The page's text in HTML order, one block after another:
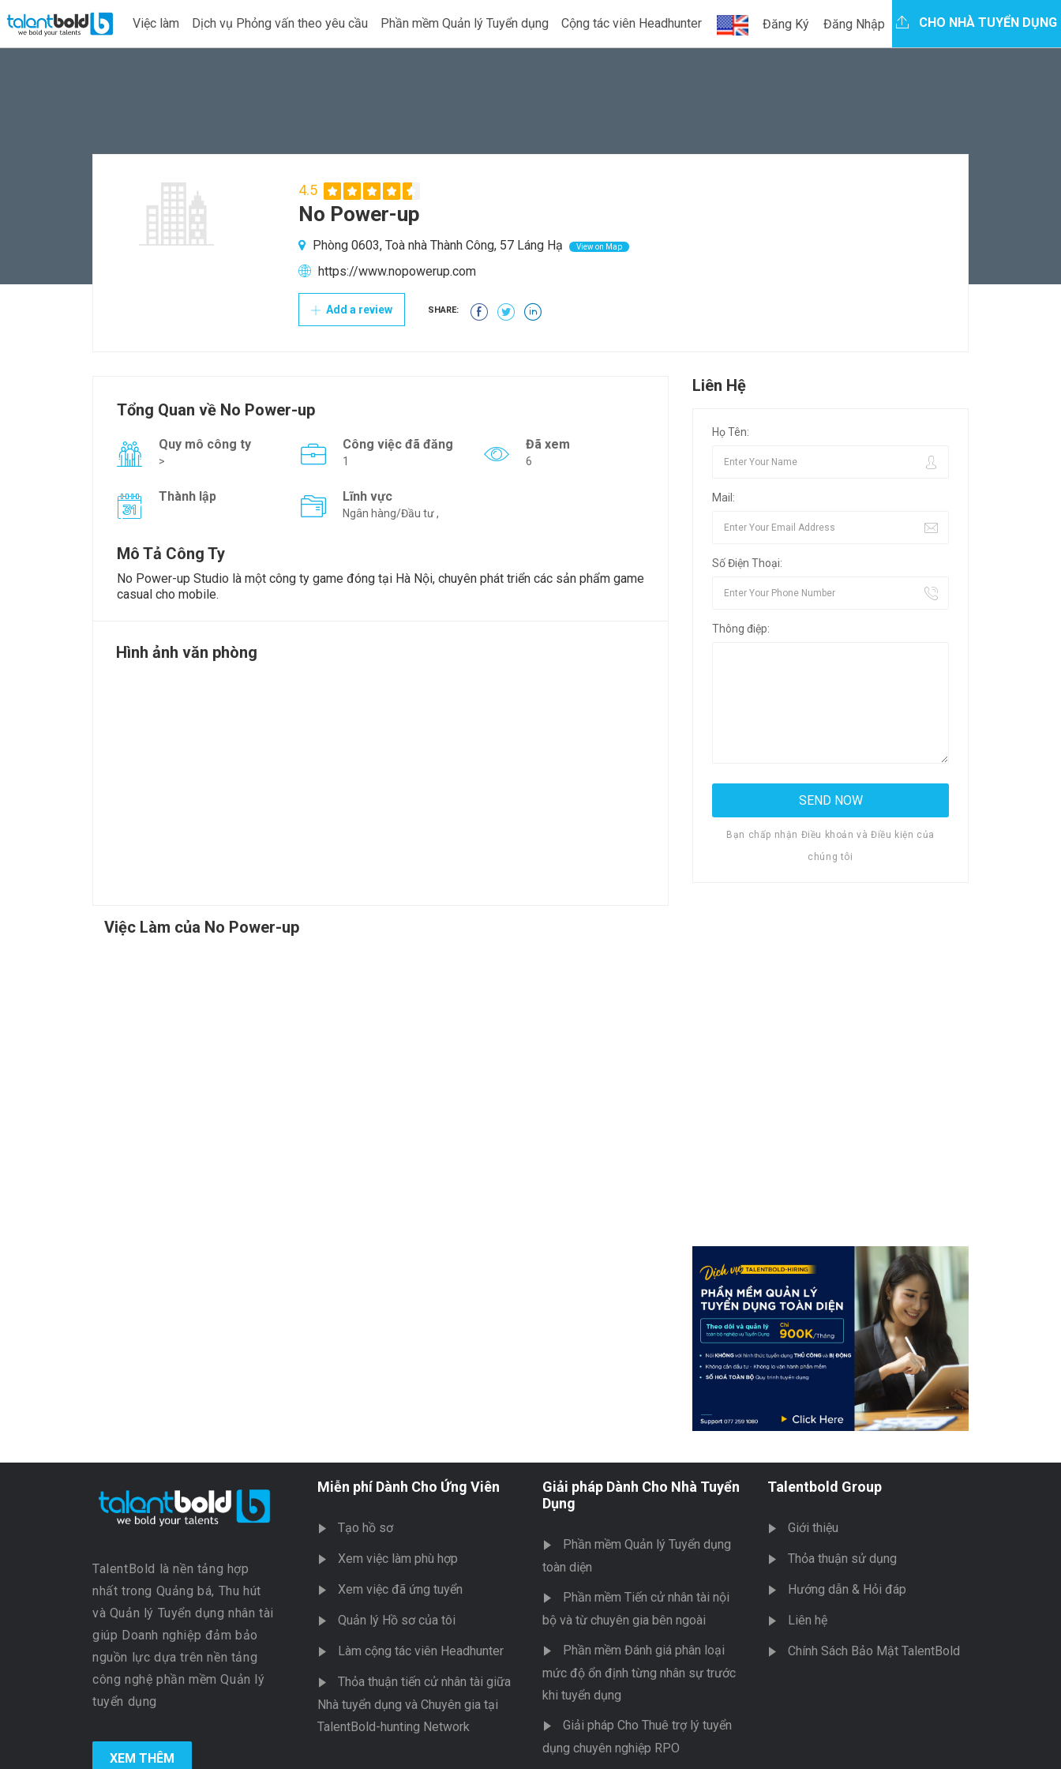
Việc làm Dịch vụ Phỏng vấn theo yêu cầu Phần mềm Quản lý Tuyển dụng Cộng tác viên Headhunter Đăng Ký Đăng Nhập CHO NHÀ TUYỂN DỤNG
4.5
No Power-up
Phòng 0603, Toà nhà Thành Công, 57 Láng Hạ View on Map
https://www.nopowerup.com
Add a review SHARE:
Tổng Quan về No Power-up
Quy mô công ty
>
Công việc đã đăng
1
Đã xem
6
Thành lập Lĩnh vực
Ngân hàng/Đầu tư ,
Mô Tả Công Ty
No Power-up Studio là một công ty game đóng tại Hà Nội, chuyên phát triển các sản phẩm game
casual cho mobile.
Hình ảnh văn phòng
Việc Làm của No Power-up
Liên Hệ
Họ Tên:
Mail:
Số Điện Thoại:
Thông điệp:
Bạn chấp nhận Điều khoản và Điều kiện của
chúng tôi
TalentBold là nền tảng hợp
nhất trong Quảng bá, Thu hút
và Quản lý Tuyển dụng nhân tài
giúp Doanh nghiệp đảm bảo
nguồn lực dựa trên nền tảng
công nghệ phần mềm Quản lý
tuyển dụng
XEM THÊM
Miễn phí Dành Cho Ứng Viên
Tạo hồ sơ
Xem việc làm phù hợp
Xem việc đã ứng tuyển
Quản lý Hồ sơ của tôi
Làm cộng tác viên Headhunter
Thỏa thuận tiến cử nhân tài giữa
Nhà tuyển dụng và Chuyên gia tại
TalentBold-hunting Network
Giải pháp Dành Cho Nhà Tuyển
Dụng
Phần mềm Quản lý Tuyển dụng
toàn diện
Phần mềm Tiến cử nhân tài nội
bộ và từ chuyên gia bên ngoài
Phần mềm Đánh giá phân loại
mức độ ổn định từng nhân sự trước
khi tuyển dụng
Giải pháp Cho Thuê trợ lý tuyển
dụng chuyên nghiệp RPO
Talentbold Group
Giới thiệu
Thỏa thuận sử dụng
Hướng dẫn & Hỏi đáp
Liên hệ
Chính Sách Bảo Mật TalentBold